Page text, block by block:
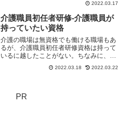
2022.03.17
介護職員初任者研修-介護職員が
持っていたい資格
介護の職場は無資格でも働ける職場もあ
るが、介護職員初任者研修資格は持って
いるに越したことがない。ちなみに、い
つでも職員は不足しているので、無資格
でも、仕事には困らない。でも、介護職
2022.03.18 2022.03.22
PR